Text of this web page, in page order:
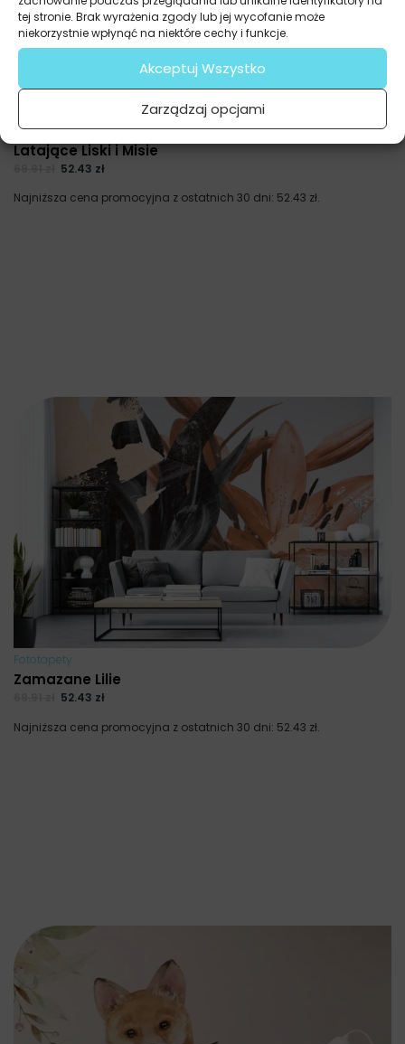
tej stronie. Brak wyrażenia zgody lub jej wycofanie może
niekorzystnie wpłynąć na niektóre cechy i funkcje.
Akceptuj Wszystko
Zarządzaj opcjami
Fototapety
Latające Liski i Misie
52.43 zł
Najniższa cena promocyjna z ostatnich 30 dni: 52.43 zł.
Fototapety
Zamazane Lilie
52.43 zł
Najniższa cena promocyjna z ostatnich 30 dni: 52.43 zł.